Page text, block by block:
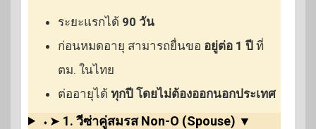
ระยะแรกได้ 90 วัน
ก่อนหมดอายุ สามารถยื่นขอ อยู่ต่อ 1 ปี ที่
ตม. ในไทย
ต่ออายุได้ ทุกปี โดยไม่ต้องออกนอกประเทศ
⬩➤ 1. วีซ่าคู่สมรส Non-O (Spouse) ▼